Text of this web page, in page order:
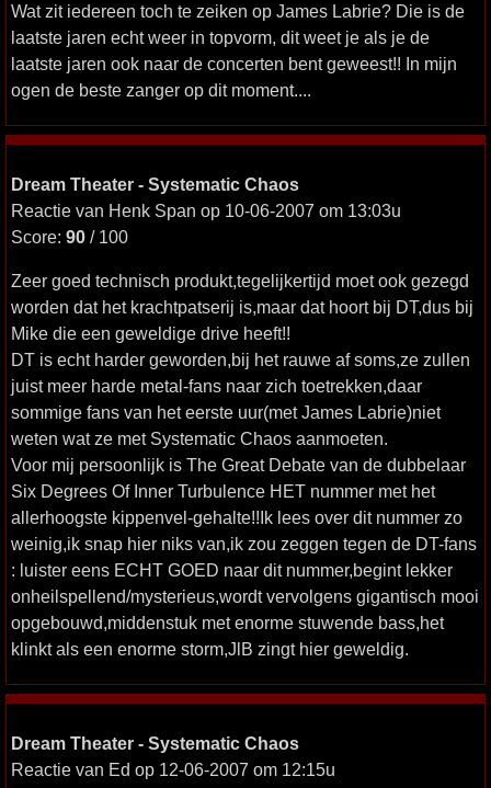
Wat zit iedereen toch te zeiken op James Labrie? Die is de
laatste jaren echt weer in topvorm, dit weet je als je de
laatste jaren ook naar de concerten bent geweest!! In mijn
ogen de beste zanger op dit moment....
Dream Theater - Systematic Chaos
Reactie van Henk Span op 10-06-2007 om 13:03u
Score: 90 / 100
Zeer goed technisch produkt,tegelijkertijd moet ook gezegd
worden dat het krachtpatserij is,maar dat hoort bij DT,dus bij
Mike die een geweldige drive heeft!!
DT is echt harder geworden,bij het rauwe af soms,ze zullen
juist meer harde metal-fans naar zich toetrekken,daar
sommige fans van het eerste uur(met James Labrie)niet
weten wat ze met Systematic Chaos aanmoeten.
Voor mij persoonlijk is The Great Debate van de dubbelaar
Six Degrees Of Inner Turbulence HET nummer met het
allerhoogste kippenvel-gehalte!!Ik lees over dit nummer zo
weinig,ik snap hier niks van,ik zou zeggen tegen de DT-fans
: luister eens ECHT GOED naar dit nummer,begint lekker
onheilspellend/mysterieus,wordt vervolgens gigantisch mooi
opgebouwd,middenstuk met enorme stuwende bass,het
klinkt als een enorme storm,JlB zingt hier geweldig.
Dream Theater - Systematic Chaos
Reactie van Ed op 12-06-2007 om 12:15u